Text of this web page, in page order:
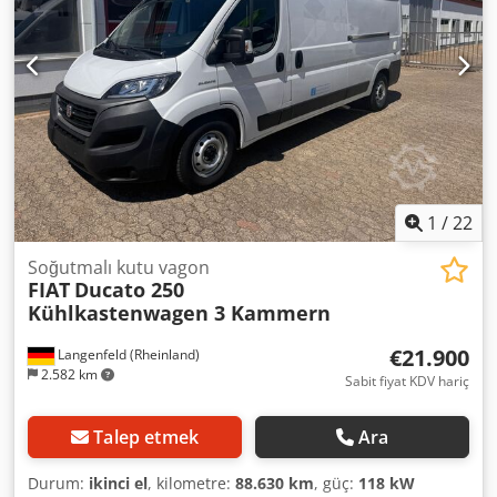
Klima, Yan kapı, Gün/gece, Euro6, Spoiler, Navigasyon,
Kamera! Lastik tipi: Dört mevsim lastik Dodezmflvjpfx
Apysck = Ek Bilgiler = Genel bilgiler Kapı sayısı: 1 Plaka:
KLEYN1 Aks konfigürasyonu Lastik ölçüsü: 225/65R16
Frenler: Disk frenler Aks 1: Lastik diş derinliği sol: 4 mm;
Lastik diş derinliği sağ: 4 mm; Süspansiyon: Helisel yaylı
süspansiyon Aks 2: Lastik diş derinliği sol: 8 mm; Lastik diş
derinliği sağ: 8 mm; Süspansiyon: Hava süspansiyonu
Ağırlıklar Boş ağırlık: 2.880 kg Yük kapasitesi: 620 kg
Toplam ağırlık: 3.500 kg Fonksiyonel Yükleme platformu:
B.A.R., Arka kapak, 750 kg Yükleme alanının yüksekliği: 80
cm Soğutma motoru: motorla çalışan Durum Teknik
durum: iyi Görsel durum: iyi Hasarlar: yok Anahtar sayısı: 2
Mali bilgiler Kiralama fiyatı: Ayda 480 € (kargo aracı, 72 ay);
Daha fazla bilgi ve koşullar için lütfen bilgi alın.
1 /22
Langenfeld (Rheinland)
2.582 km
Soğutmalı kutu vagon
FIAT Ducato 250
Kühlkastenwagen 3 Kammern
€21.900
Sabit fiyat KDV hariç
Talep etmek Ara
Durum: ikinci el, kilometre: 88.630 km, güç: 118 kW